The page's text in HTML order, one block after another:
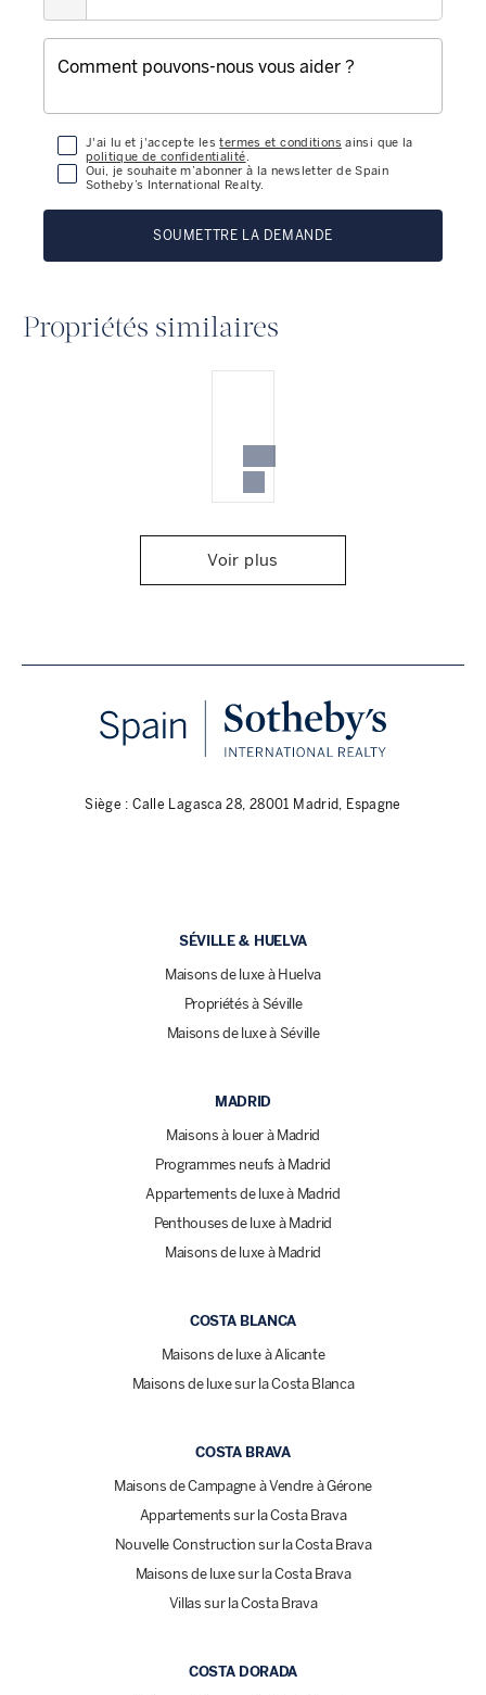
J'ai lu et j'accepte lestermes et conditions ainsi que la
politique de confidentialité.
Oui, je souhaite m’abonner à la newsletter de Spain
Sotheby’s International Realty.
SOUMETTRE LA DEMANDE
Propriétés similaires
Voir plus
Siège : Calle Lagasca 28, 28001 Madrid, Espagne
SÉVILLE & HUELVA
Maisons de luxe à Huelva
Propriétés à Séville
Maisons de luxe à Séville
MADRID
Maisons à louer à Madrid
Programmes neufs à Madrid
Appartements de luxe à Madrid
Penthouses de luxe à Madrid
Maisons de luxe à Madrid
COSTA BLANCA
Maisons de luxe à Alicante
Maisons de luxe sur la Costa Blanca
COSTA BRAVA
Maisons de Campagne à Vendre à Gérone
Appartements sur la Costa Brava
Nouvelle Construction sur la Costa Brava
Maisons de luxe sur la Costa Brava
Villas sur la Costa Brava
COSTA DORADA